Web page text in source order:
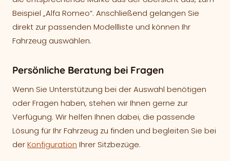
Beispiel „Alfa Romeo“. Anschließend gelangen Sie
direkt zur passenden Modellliste und können Ihr
Fahrzeug auswählen.
Persönliche Beratung bei Fragen
Wenn Sie Unterstützung bei der Auswahl benötigen
oder Fragen haben, stehen wir Ihnen gerne zur
Verfügung. Wir helfen Ihnen dabei, die passende
Lösung für Ihr Fahrzeug zu finden und begleiten Sie bei
derKonfiguration Ihrer Sitzbezüge.